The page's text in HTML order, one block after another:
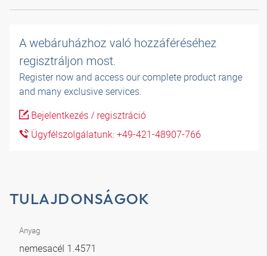
A webáruházhoz való hozzáféréséhez
regisztráljon most.
Register now and access our complete product range
and many exclusive services.
Bejelentkezés / regisztráció
Ügyfélszolgálatunk: +49-421-48907-766
TULAJDONSÁGOK
Anyag
nemesacél 1.4571